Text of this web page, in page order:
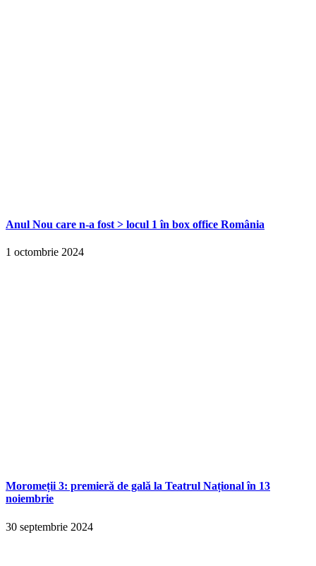
Anul Nou care n-a fost > locul 1 în box office România
1 octombrie 2024
Moromeții 3: premieră de gală la Teatrul Național în 13
noiembrie
30 septembrie 2024